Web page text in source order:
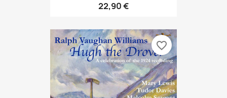
22,90 €
favorite_border